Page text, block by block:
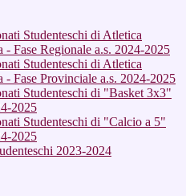
Studenteschi di Atletica
- Fase Regionale a.s. 2024-2025
Studenteschi di Atletica
- Fase Provinciale a.s. 2024-2025
Studenteschi di "Basket 3x3"
2025
Studenteschi di "Calcio a 5"
2025
2023-2024